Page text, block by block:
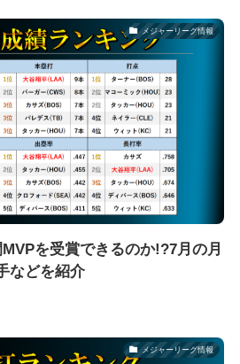
メジャーリーグ情報
を受賞できるのか!?7月の月
などを紹介
メジャーリーグ情報